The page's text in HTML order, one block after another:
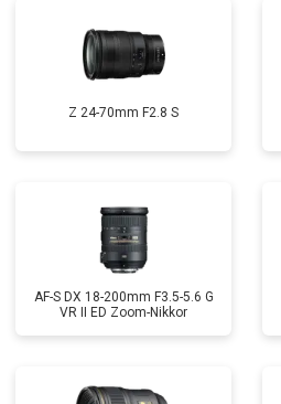
Z 24-70mm F2.8 S
AF-S DX 18-200mm F3.5-5.6 G
VR II ED Zoom-Nikkor